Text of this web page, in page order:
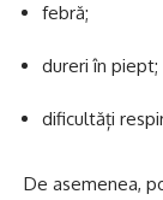
febră;
dureri în piept;
dificultăți
De asemenea,